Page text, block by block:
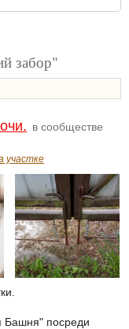
забор"
в сообществе
участке
Башня" посреди